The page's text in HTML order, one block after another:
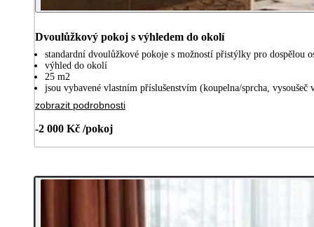
Dvoulůžkový pokoj s výhledem do okolí
standardní dvoulůžkové pokoje s možností přistýlky pro dospělou
výhled do okolí
25 m2
jsou vybavené vlastním příslušenstvím (koupelna/sprcha,
zobrazit podrobnosti
-2 000 Kč /pokoj